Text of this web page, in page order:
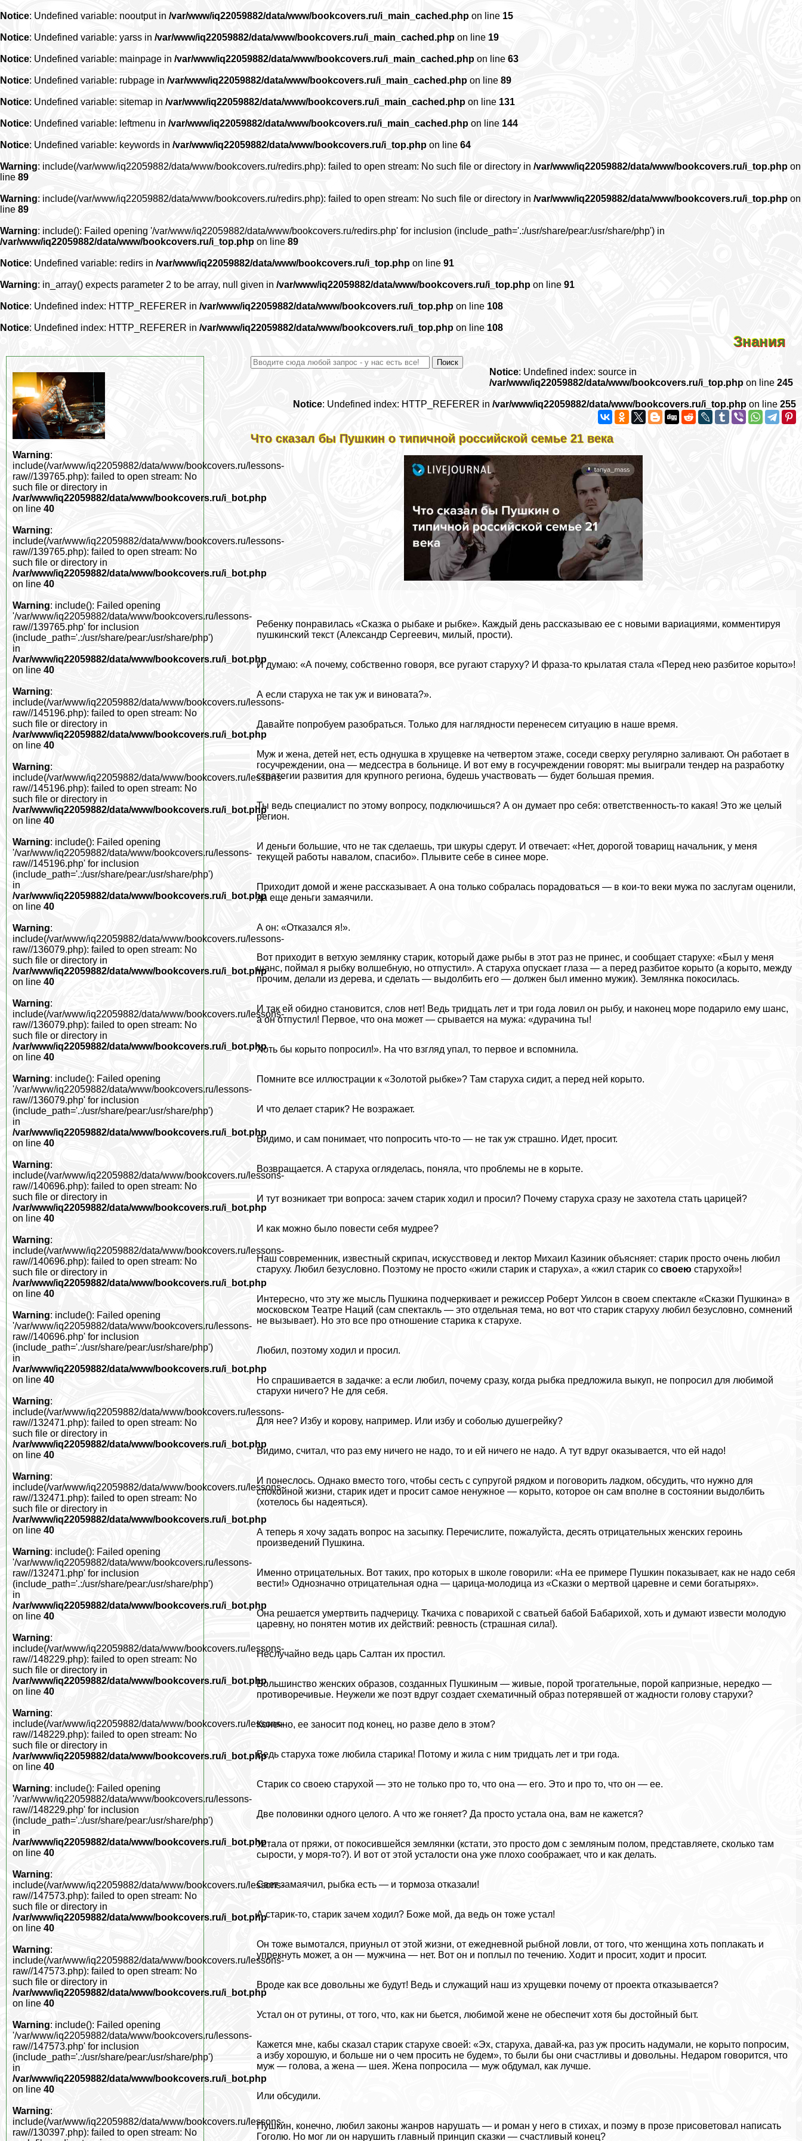
Notice: Undefined variable: nooutput in /var/www/iq22059882/data/www/bookcovers.ru/i_main_cached.php on line 15
Notice: Undefined variable: yarss in /var/www/iq22059882/data/www/bookcovers.ru/i_main_cached.php on line 19
Notice: Undefined variable: mainpage in /var/www/iq22059882/data/www/bookcovers.ru/i_main_cached.php on line 63
Notice: Undefined variable: rubpage in /var/www/iq22059882/data/www/bookcovers.ru/i_main_cached.php on line 89
Notice: Undefined variable: sitemap in /var/www/iq22059882/data/www/bookcovers.ru/i_main_cached.php on line 131
Notice: Undefined variable: leftmenu in /var/www/iq22059882/data/www/bookcovers.ru/i_main_cached.php on line 144
Notice: Undefined variable: keywords in /var/www/iq22059882/data/www/bookcovers.ru/i_top.php on line 64
Warning: include(/var/www/iq22059882/data/www/bookcovers.ru/redirs.php): failed to open stream: No such file or directory in /var/www/iq22059882/data/www/bookcovers.ru/i_top.php on
line 89
Warning: include(/var/www/iq22059882/data/www/bookcovers.ru/redirs.php): failed to open stream: No such file or directory in /var/www/iq22059882/data/www/bookcovers.ru/i_top.php on
line 89
Warning: include(): Failed opening '/var/www/iq22059882/data/www/bookcovers.ru/redirs.php' for inclusion (include_path='.:/usr/share/pear:/usr/share/php') in
/var/www/iq22059882/data/www/bookcovers.ru/i_top.php on line 89
Notice: Undefined variable: redirs in /var/www/iq22059882/data/www/bookcovers.ru/i_top.php on line 91
Warning: in_array() expects parameter 2 to be array, null given in /var/www/iq22059882/data/www/bookcovers.ru/i_top.php on line 91
Notice: Undefined index: HTTP_REFERER in /var/www/iq22059882/data/www/bookcovers.ru/i_top.php on line 108
Notice: Undefined index: HTTP_REFERER in /var/www/iq22059882/data/www/bookcovers.ru/i_top.php on line 108
Знания
Notice: Undefined index: source in
/var/www/iq22059882/data/www/bookcovers.ru/i_top.php on line245
Notice: Undefined index: HTTP_REFERER in /var/www/iq22059882/data/www/bookcovers.ru/i_top.php on line 255
Что сказал бы Пушкин о типичной российской семье 21 века
Ребенку понравилась «Сказка о рыбаке и рыбке». Каждый день рассказываю ее с новыми вариациями, комментируя
пушкинский текст (Александр Сергеевич, милый, прости).
И думаю: «А почему, собственно говоря, все ругают старуху? И фраза-то крылатая стала «Перед нею разбитое корыто»!
А если старуха не так уж и виновата?».
Давайте попробуем разобраться. Только для наглядности перенесем ситуацию в наше время.
Муж и жена, детей нет, есть однушка в хрущевке на четвертом этаже, соседи сверху регулярно заливают. Он работает в
госучреждении, она — медсестра в больнице. И вот ему в госучреждении говорят: мы выиграли тендер на разработку
стратегии развития для крупного региона, будешь участвовать — будет большая премия.
Ты ведь специалист по этому вопросу, подключишься? А он думает про себя: ответственность-то какая! Это же целый
регион.
И деньги большие, что не так сделаешь, три шкуры сдерут. И отвечает: «Нет, дорогой товарищ начальник, у меня
текущей работы навалом, спасибо». Плывите себе в синее море.
Приходит домой и жене рассказывает. А она только собралась порадоваться — в кои-то веки мужа по заслугам оценили,
да еще деньги замаячили.
А он: «Отказался я!».
Вот приходит в ветхую землянку старик, который даже рыбы в этот раз не принес, и сообщает старухе: «Был у меня
шанс, поймал я рыбку волшебную, но отпустил». А старуха опускает глаза — а перед разбитое корыто (а корыто, между
прочим, делали из дерева, и сделать — выдолбить его — должен был именно мужик). Землянка покосилась.
И так ей обидно становится, слов нет! Ведь тридцать лет и три года ловил он рыбу, и наконец море подарило ему шанс,
а он отпустил! Первое, что она может — срывается на мужа: «дypaчина ты!
Хоть бы корыто попросил!». На что взгляд упал, то первое и вспомнила.
Помните все иллюстрации к «Золотой рыбке»? Там старуха сидит, а перед ней корыто.
И что делает старик? Не возражает.
Видимо, и сам понимает, что попросить что-то — не так уж страшно. Идет, просит.
Возвращается. А старуха огляделась, поняла, что проблемы не в корыте.
И тут возникает три вопроса: зачем старик ходил и просил? Почему старуха сразу не захотела стать царицей?
И как можно было повести себя мудрее?
Наш современник, известный скрипач, искусствовед и лектор Михаил Казиник объясняет: старик просто очень любил
старуху. Любил безусловно. Поэтому не просто «жили старик и старуха», а «жил старик сосвоею старухой»!
Интересно, что эту же мысль Пушкина подчеркивает и режиссер Роберт Уилсон в своем спектакле «Сказки Пушкина» в
московском Театре Наций (сам спектакль — это отдельная тема, но вот что старик старуху любил безусловно, сомнений
не вызывает). Но это все про отношение старика к старухе.
Любил, поэтому ходил и просил.
Но спрашивается в задачке: а если любил, почему сразу, когда рыбка предложила выкуп, не попросил для любимой
старухи ничего? Не для себя.
Для нее? Избу и корову, например. Или избу и соболью душегрейку?
Видимо, считал, что раз ему ничего не надо, то и ей ничего не надо. А тут вдруг оказывается, что ей надо!
И понеслось. Однако вместо того, чтобы сесть с супругой рядком и поговорить ладком, обсудить, что нужно для
спокойной жизни, старик идет и просит самое ненужное — корыто, которое он сам вполне в состоянии выдолбить
(хотелось бы надеяться).
А теперь я хочу задать вопрос на засыпку. Перечислите, пожалуйста, десять отрицательных женских героинь
произведений Пушкина.
Именно отрицательных. Вот таких, про которых в школе говорили: «На ее примере Пушкин показывает, как не надо себя
вести!» Однозначно отрицательная одна — царица-молодица из «Сказки о мертвой царевне и семи богатырях».
Она решается умертвить падчерицу. Ткачиха с поварихой с сватьей бабой Бабарихой, хоть и думают извести молодую
царевну, но понятен мотив их действий: ревность (страшная сила!).
Неслучайно ведь царь Салтан их простил.
Большинство женских образов, созданных Пушкиным — живые, порой трогательные, порой капризные, нередко —
противоречивые. Неужели же поэт вдруг создает схематичный образ потерявшей от жадности голову старухи?
Конечно, ее заносит под конец, но разве дело в этом?
Ведь старуха тоже любила старика! Потому и жила с ним тридцать лет и три года.
Старик со своею старухой — это не только про то, что она — его. Это и про то, что он — ее.
Две половинки одного целого. А что же гоняет? Да просто устала она, вам не кажется?
Устала от пряжи, от покосившейся землянки (кстати, это просто дом с земляным полом, представляете, сколько там
сырости, у моря-то?). И вот от этой усталости она уже плохо соображает, что и как делать.
Свет замаячил, рыбка есть — и тормоза отказали!
А старик-то, старик зачем ходил? Боже мой, да ведь он тоже устал!
Он тоже вымотался, приуныл от этой жизни, от ежедневной рыбной ловли, от того, что женщина хоть поплакать и
упрекнуть может, а он — мужчина — нет. Вот он и поплыл по течению. Ходит и просит, ходит и просит.
Вроде как все довольны же будут! Ведь и служащий наш из хрущевки почему от проекта отказывается?
Устал он от рутины, от того, что, как ни бьется, любимой жене не обеспечит хотя бы достойный быт.
Кажется мне, кабы сказал старик старухе своей: «Эх, старуха, давай-ка, раз уж просить надумали, не корыто попросим,
а избу хорошую, и больше ни о чем просить не будем», то были бы они счастливы и довольны. Недаром говорится, что
муж — голова, а жена — шея. Жена попросила — муж обдумал, как лучше.
Или обсудили.
Пушкин, конечно, любил законы жанров нарушать — и роман у него в стихах, и поэму в прозе присоветовал написать
Гоголю. Но мог ли он нарушить главный принцип сказки — счастливый конец?
Warning:
include(/var/www/iq22059882/data/www/bookcovers.ru/lessons-
raw//139765.php): failed to open stream: No
such file or directory in
/var/www/iq22059882/data/www/bookcovers.ru/i_bot.php
on line 40
Warning:
include(/var/www/iq22059882/data/www/bookcovers.ru/lessons-
raw//139765.php): failed to open stream: No
such file or directory in
/var/www/iq22059882/data/www/bookcovers.ru/i_bot.php
on line 40
Warning: include(): Failed opening
'/var/www/iq22059882/data/www/bookcovers.ru/lessons-
raw//139765.php' for inclusion
(include_path='.:/usr/share/pear:/usr/share/php')
in
/var/www/iq22059882/data/www/bookcovers.ru/i_bot.php
on line 40
Warning:
include(/var/www/iq22059882/data/www/bookcovers.ru/lessons-
raw//145196.php): failed to open stream: No
such file or directory in
/var/www/iq22059882/data/www/bookcovers.ru/i_bot.php
on line 40
Warning:
include(/var/www/iq22059882/data/www/bookcovers.ru/lessons-
raw//145196.php): failed to open stream: No
such file or directory in
/var/www/iq22059882/data/www/bookcovers.ru/i_bot.php
on line 40
Warning: include(): Failed opening
'/var/www/iq22059882/data/www/bookcovers.ru/lessons-
raw//145196.php' for inclusion
(include_path='.:/usr/share/pear:/usr/share/php')
in
/var/www/iq22059882/data/www/bookcovers.ru/i_bot.php
on line 40
Warning:
include(/var/www/iq22059882/data/www/bookcovers.ru/lessons-
raw//136079.php): failed to open stream: No
such file or directory in
/var/www/iq22059882/data/www/bookcovers.ru/i_bot.php
on line 40
Warning:
include(/var/www/iq22059882/data/www/bookcovers.ru/lessons-
raw//136079.php): failed to open stream: No
such file or directory in
/var/www/iq22059882/data/www/bookcovers.ru/i_bot.php
on line 40
Warning: include(): Failed opening
'/var/www/iq22059882/data/www/bookcovers.ru/lessons-
raw//136079.php' for inclusion
(include_path='.:/usr/share/pear:/usr/share/php')
in
/var/www/iq22059882/data/www/bookcovers.ru/i_bot.php
on line 40
Warning:
include(/var/www/iq22059882/data/www/bookcovers.ru/lessons-
raw//140696.php): failed to open stream: No
such file or directory in
/var/www/iq22059882/data/www/bookcovers.ru/i_bot.php
on line 40
Warning:
include(/var/www/iq22059882/data/www/bookcovers.ru/lessons-
raw//140696.php): failed to open stream: No
such file or directory in
/var/www/iq22059882/data/www/bookcovers.ru/i_bot.php
on line 40
Warning: include(): Failed opening
'/var/www/iq22059882/data/www/bookcovers.ru/lessons-
raw//140696.php' for inclusion
(include_path='.:/usr/share/pear:/usr/share/php')
in
/var/www/iq22059882/data/www/bookcovers.ru/i_bot.php
on line 40
Warning:
include(/var/www/iq22059882/data/www/bookcovers.ru/lessons-
raw//132471.php): failed to open stream: No
such file or directory in
/var/www/iq22059882/data/www/bookcovers.ru/i_bot.php
on line 40
Warning:
include(/var/www/iq22059882/data/www/bookcovers.ru/lessons-
raw//132471.php): failed to open stream: No
such file or directory in
/var/www/iq22059882/data/www/bookcovers.ru/i_bot.php
on line 40
Warning: include(): Failed opening
'/var/www/iq22059882/data/www/bookcovers.ru/lessons-
raw//132471.php' for inclusion
(include_path='.:/usr/share/pear:/usr/share/php')
in
/var/www/iq22059882/data/www/bookcovers.ru/i_bot.php
on line 40
Warning:
include(/var/www/iq22059882/data/www/bookcovers.ru/lessons-
raw//148229.php): failed to open stream: No
such file or directory in
/var/www/iq22059882/data/www/bookcovers.ru/i_bot.php
on line 40
Warning:
include(/var/www/iq22059882/data/www/bookcovers.ru/lessons-
raw//148229.php): failed to open stream: No
such file or directory in
/var/www/iq22059882/data/www/bookcovers.ru/i_bot.php
on line 40
Warning: include(): Failed opening
'/var/www/iq22059882/data/www/bookcovers.ru/lessons-
raw//148229.php' for inclusion
(include_path='.:/usr/share/pear:/usr/share/php')
in
/var/www/iq22059882/data/www/bookcovers.ru/i_bot.php
on line 40
Warning:
include(/var/www/iq22059882/data/www/bookcovers.ru/lessons-
raw//147573.php): failed to open stream: No
such file or directory in
/var/www/iq22059882/data/www/bookcovers.ru/i_bot.php
on line 40
Warning:
include(/var/www/iq22059882/data/www/bookcovers.ru/lessons-
raw//147573.php): failed to open stream: No
such file or directory in
/var/www/iq22059882/data/www/bookcovers.ru/i_bot.php
on line 40
Warning: include(): Failed opening
'/var/www/iq22059882/data/www/bookcovers.ru/lessons-
raw//147573.php' for inclusion
(include_path='.:/usr/share/pear:/usr/share/php')
in
/var/www/iq22059882/data/www/bookcovers.ru/i_bot.php
on line 40
Warning:
include(/var/www/iq22059882/data/www/bookcovers.ru/lessons-
raw//130397.php): failed to open stream: No